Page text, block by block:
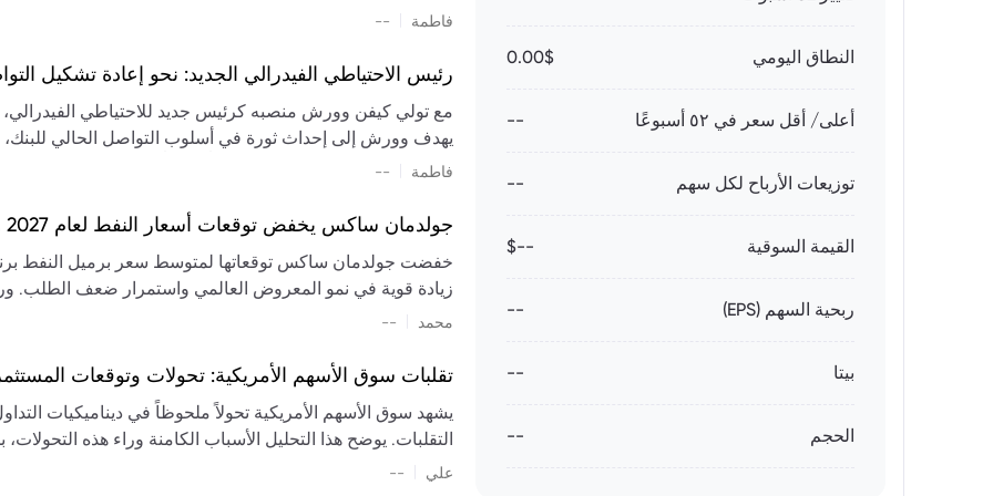
النطاق اليومي 0.00$
أعلى/ أقل سعر في ٥٢ أسبوعًا --
توزيعات الأرباح لكل سهم --
القيمة السوقية --$
ربحية السهم (EPS) --
بيتا --
الحجم --
تشكيل تقييم الصناعة، مع توقعات بارتفاع مستمر في الأسعار
فاطمة --
رئيس الاحتياطي الفيدرالي الجديد: نحو إعادة تشكيل
مع تولي كيفن وورش منصبه كرئيس جديد للاحتياطي الفيدرالي،
يهدف وورش إلى إحداث ثورة في أسلوب التواصل الحالي للبنك،
السياسة ويمنح البنك المركزي دوراً مبالغاً فيه. يسعى إلى
فاطمة --
جولدمان ساكس يخفض توقعات أسعار النفط لعام 2027 وسط تغيرات في العرض والطلب
زيادة قوية في نمو المعروض العالمي واستمرار ضعف الطلب.
العالمية في الربع الثاني
سابقًا. من المتوقع عودة صادرات دول الخليج إلى طبيعتها
عدم اليقين الجيوسياسي يمكن أن يؤدي إلى تقلبات سعرية
استمرار الاضطرابات، وسيناريوهات لانخفاض الأسعار في
إضافي.
محمد --
تقلبات سوق الأسهم الأمريكية: تحولات وتوقعات
يشهد سوق الأسهم الأمريكية تحولاً ملحوظاً في ديناميكيات
التقلبات. يوضح هذا التحليل الأسباب الكامنة وراء هذه
علي --